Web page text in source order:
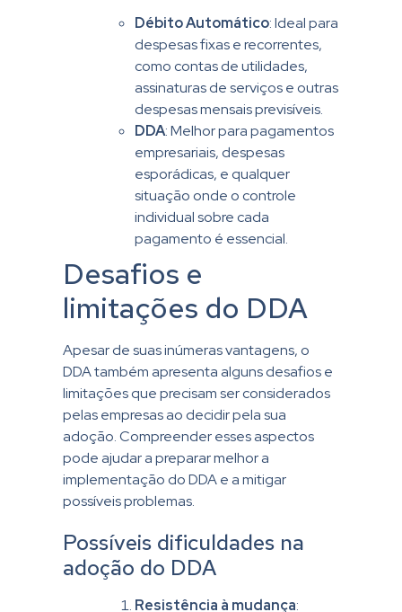
Débito Automático: Ideal para
despesas fixas e recorrentes,
como contas de utilidades,
assinaturas de serviços e outras
despesas mensais previsíveis.
DDA: Melhor para pagamentos
empresariais, despesas
esporádicas, e qualquer
situação onde o controle
individual sobre cada
pagamento é essencial.
Desafios e
limitações do DDA
Apesar de suas inúmeras vantagens, o
DDA também apresenta alguns desafios e
limitações que precisam ser considerados
pelas empresas ao decidir pela sua
adoção. Compreender esses aspectos
pode ajudar a preparar melhor a
implementação do DDA e a mitigar
possíveis problemas.
Possíveis dificuldades na
adoção do DDA
Resistência à mudança: